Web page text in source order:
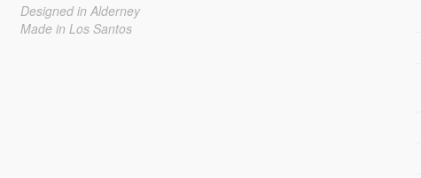
Designed in Alderney
Made in Los Santos